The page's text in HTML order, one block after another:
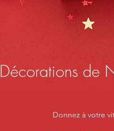
Décorations de
Donnez à votre